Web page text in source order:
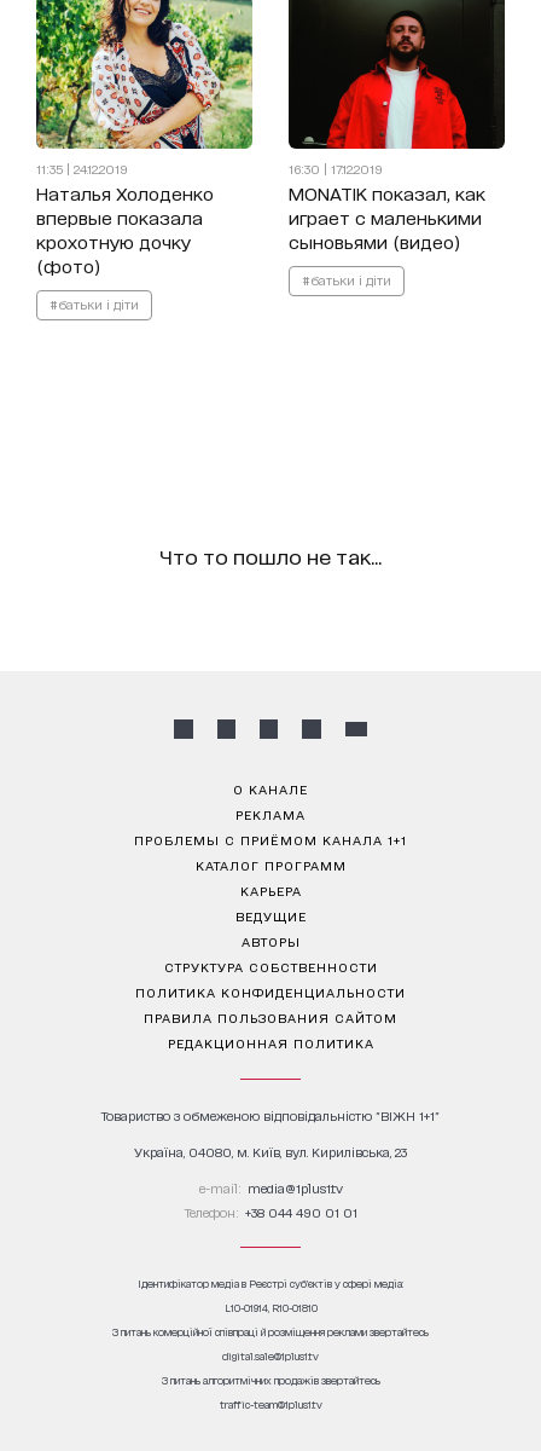
11:35 | 24.12.2019
Наталья Холоденко
впервые показала
крохотную дочку
(фото)
#батьки і діти
16:30 | 17.12.2019
MONATIK показал, как
играет с маленькими
сыновьями (видео)
#батьки і діти
Что то пошло не так...
О КАНАЛЕ
РЕКЛАМА
ПРОБЛЕМЫ С ПРИЁМОМ КАНАЛА 1+1
КАТАЛОГ ПРОГРАММ
КАРЬЕРА
ВЕДУЩИЕ
АВТОРЫ
СТРУКТУРА СОБСТВЕННОСТИ
ПОЛИТИКА КОНФИДЕНЦИАЛЬНОСТИ
ПРАВИЛА ПОЛЬЗОВАНИЯ САЙТОМ
РЕДАКЦИОННАЯ ПОЛИТИКА
Товариство з обмеженою відповідальністю "ВІЖН 1+1"
Україна, 04080, м. Київ, вул. Кирилівська, 23
е-mail: media@1plus1.tv
Телефон: +38 044 490 01 01
Ідентифікатор медіа в Реєстрі суб’єктів у сфері медіа:
L10-01914, R10-01810
З питань комерційної співпраці й розміщення реклами звертайтесь
digital.sale@1plus1.tv
З питань алгоритмічних продажів звертайтесь
traffic-team@1plus1.tv